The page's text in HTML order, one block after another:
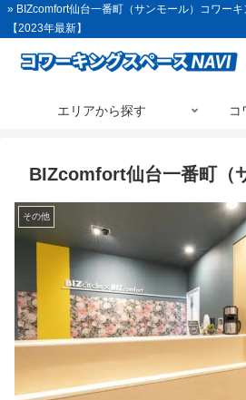
» BIZcomfort仙台一番町（サンモール）コワー
【2023年最新】
エリアから探す コ
BIZcomfort仙台一番町（
その他